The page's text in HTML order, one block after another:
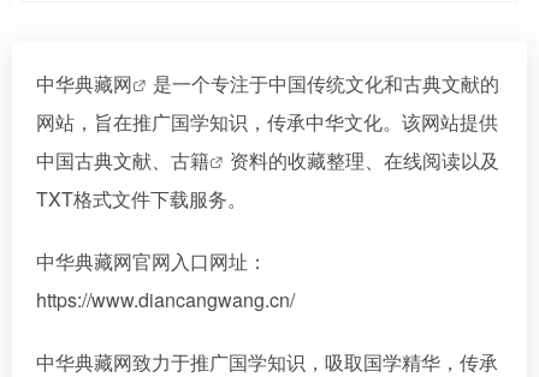
中华典藏网
是一个专注于中国传统文化和古典文献的
网站，旨在推广国学知识，传承中华文化。该网站提供
中国古典文献、 古籍
资料的收藏整理、在线阅读以及
TXT格式文件下载服务。
中华典藏网官网入口网址：
https://www.diancangwang.cn/
中华典藏网致力于推广国学知识，吸取国学精华，传承